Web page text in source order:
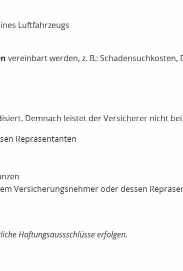
Luftfahrzeugs
vereinbart werden, z. B.:
Demnach leistet der Versicherer nicht
Repräsentanten
Versicherungsnehmer oder dessen
Haftungsaussschlüsse erfolgen.